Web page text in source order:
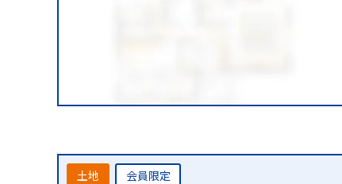
土地 会員限定